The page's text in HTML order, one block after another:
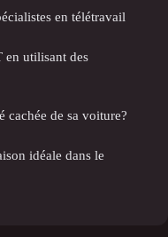
en télétravail
en utilisant des
cachée de sa voiture?
idéale dans le